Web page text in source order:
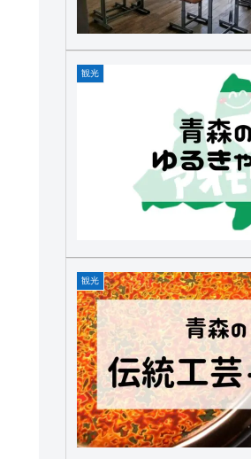
観光
観光